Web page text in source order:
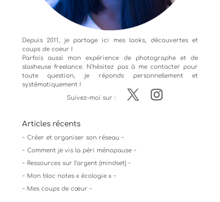
Depuis 2011, je partage ici mes looks, découvertes et
coups de coeur !
Parfois aussi mon expérience de photographeet de
slasheuse freelance. N'hésitez pas à me contacter pour
toute question, je réponds personnellement et
systématiquement !
Suivez-moi sur :
Articles récents
~ Créer et organiser son réseau ~
~ Comment je vis la péri ménopause ~
~ Ressources sur l’argent (mindset) ~
~ Mon bloc notes « écologie » ~
~ Mes coups de cœur ~